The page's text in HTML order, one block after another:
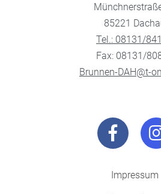
85221
Tel.: 08131/
Fax: 08131/
Brunnen-DAH@t-
Impressum